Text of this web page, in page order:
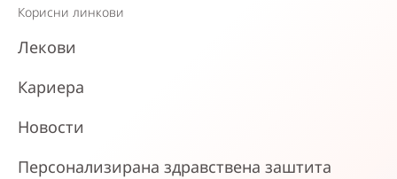
Корисни линкови
Лекови
Кариера
Новости
Персонализирана здравствена заштита